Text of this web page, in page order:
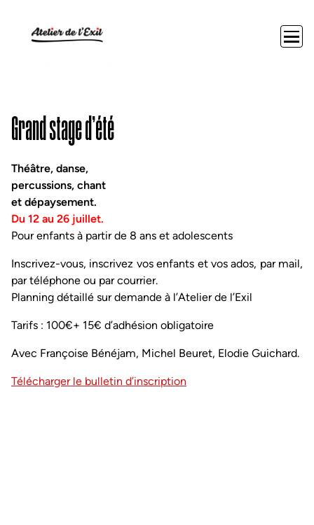
Grand stage d’été
Théâtre, danse,
percussions, chant
et dépaysement.
Du 12 au 26 juillet.
Pour enfants à partir de 8 ans et adolescents
Inscrivez-vous, inscrivez vos enfants et vos ados, par mail,
par téléphone ou par courrier.
Planning détaillé sur demande à l’Atelier de l’Exil
Tarifs : 100€+ 15€ d’adhésion obligatoire
Avec Françoise Bénéjam, Michel Beuret, Elodie Guichard.
Télécharger le bulletin d’inscription